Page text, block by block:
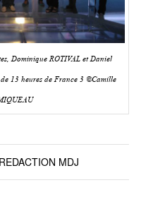
Dominique ROTIVAL et Daniel
13 heures de France 3 ©Camille
REDACTION MDJ